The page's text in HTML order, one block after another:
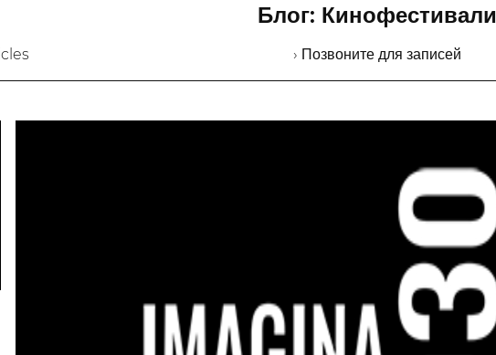
Блог: Кинофестивали
› Позвоните для записей